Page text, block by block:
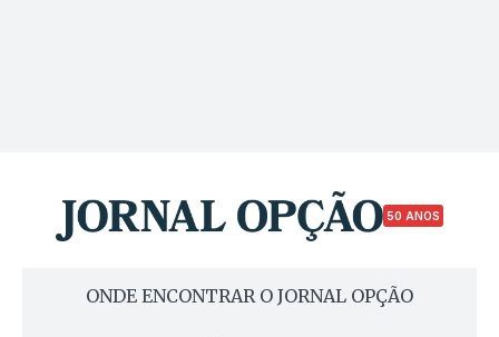
50 ANOS
ONDE ENCONTRAR O JORNAL OPÇÃO